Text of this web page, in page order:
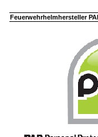
Feuerwehrhelmhersteller